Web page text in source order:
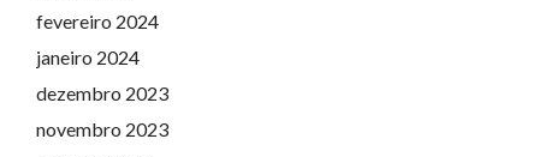
fevereiro 2024
janeiro 2024
dezembro 2023
novembro 2023